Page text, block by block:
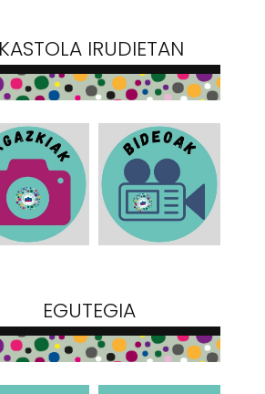
IRUDIETAN
EGUTEGIA